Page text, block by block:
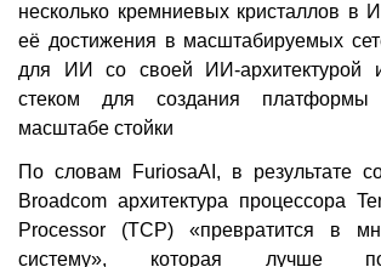
несколько кремниевых кристаллов в
её достижения в масштабируемых
для ИИ со своей ИИ-архитектурой
стеком для создания
масштабе стойки
По словам FuriosaAI, в результате
Broadcom архитектура процессора
Processor (TCP) «превратится в
систему», которая лучше